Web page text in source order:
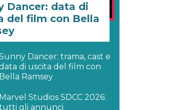
Dancer: data di
del film con Bella
Dancer: trama, cast e
di uscita del film con
Bella Ramsey
Marvel Studios SDCC 2026:
gli annunci